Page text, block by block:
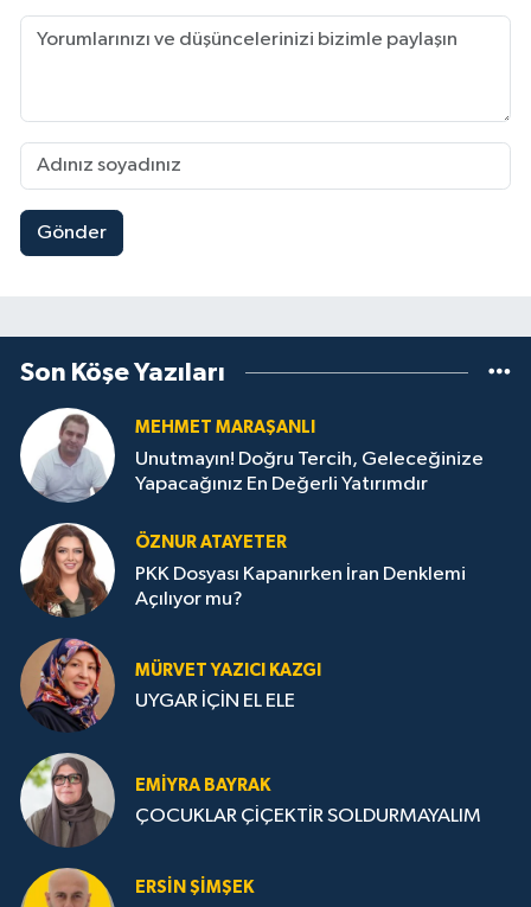
Gönder
Son Köşe Yazıları
MEHMET MARAŞANLI
Unutmayın! Doğru Tercih, Geleceğinize
Yapacağınız En Değerli Yatırımdır
ÖZNUR ATAYETER
PKK Dosyası Kapanırken İran Denklemi
Açılıyor mu?
MÜRVET YAZICI KAZGI
UYGAR İÇİN EL ELE
EMIYRA BAYRAK
ÇOCUKLAR ÇİÇEKTİR SOLDURMAYALIM
ERSIN ŞIMŞEK